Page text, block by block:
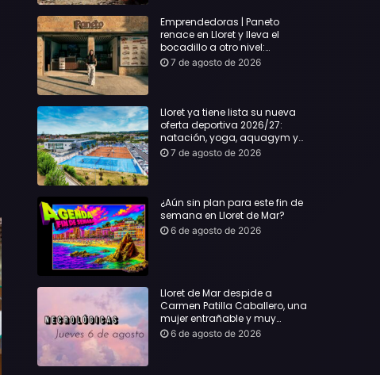
Emprendedoras | Paneto
renace en Lloret y lleva el
bocadillo a otro nivel:
producto km 0 y espíritu
7 de agosto de 2026
Lloret ya tiene lista su nueva
oferta deportiva 2026/27:
natación, yoga, aquagym y
decenas de actividades para
7 de agosto de 2026
¿Aún sin plan para este fin de
semana en Lloret de Mar?
6 de agosto de 2026
Lloret de Mar despide a
Carmen Patilla Caballero, una
mujer entrañable y muy
querida
6 de agosto de 2026